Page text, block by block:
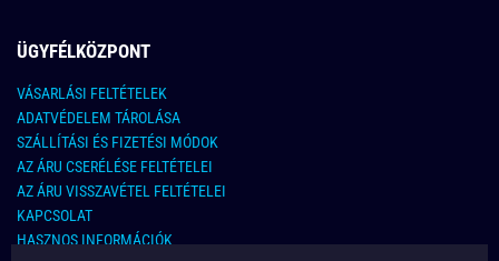
ÜGYFÉLKÖZPONT
VÁSARLÁSI FELTÉTELEK
ADATVÉDELEM TÁROLÁSA
SZÁLLÍTÁSI ÉS FIZETÉSI MÓDOK
AZ ÁRU CSERÉLÉSE FELTÉTELEI
AZ ÁRU VISSZAVÉTEL FELTÉTELEI
KAPCSOLAT
HASZNOS INFORMÁCIÓK